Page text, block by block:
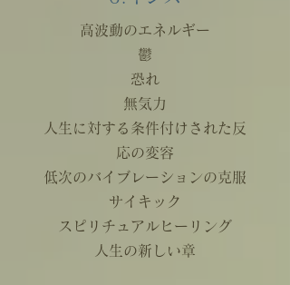
高波動のエネルギー
鬱
恐れ
無気力
人生に対する条件付けされた反
応の変容
低次のバイブレーションの克服
サイキック
スピリチュアルヒーリング
人生の新しい章